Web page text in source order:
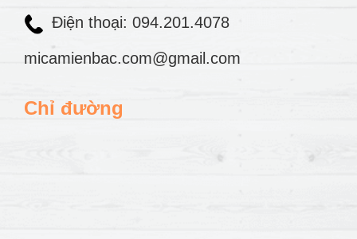
Điện thoại: 094.201.4078
micamienbac.com@gmail.com
Chỉ đường